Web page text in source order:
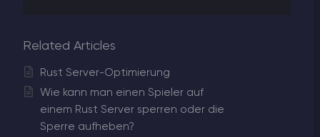
Related Articles
Rust Server-Optimierung
Wie kann man einen Spieler auf
einem Rust Server sperren oder die
Sperre aufheben?